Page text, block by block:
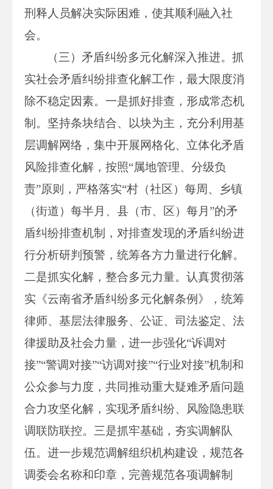
刑释人员解决实际困难，使其顺利融入社
会。
（三）矛盾纠纷多元化解深入推进。抓
实社会矛盾纠纷排查化解工作，最大限度消
除不稳定因素。一是抓好排查，形成常态机
制。坚持条块结合、以块为主，充分利用基
层调解网络，集中开展网格化、立体化矛盾
风险排查化解，按照“属地管理、分级负
责”原则，严格落实“村（社区）每周、乡镇
（街道）每半月、县（市、区）每月”的矛
盾纠纷排查机制，对排查发现的矛盾纠纷进
行分析研判预警，统筹各方力量进行化解。
二是抓实化解，整合多元力量。认真贯彻落
实《云南省矛盾纠纷多元化解条例》，统筹
律师、基层法律服务、公证、司法鉴定、法
律援助及社会力量，进一步强化“诉调对
接”“警调对接”“访调对接”“行业对接”机制和
公众参与力度，共同推动重大疑难矛盾问题
合力攻坚化解，实现矛盾纠纷、风险隐患联
调联防联控。三是抓牢基础，夯实调解队
伍。进一步规范调解组织机构建设，规范各
调委会名称和印章，完善规范各项调解制